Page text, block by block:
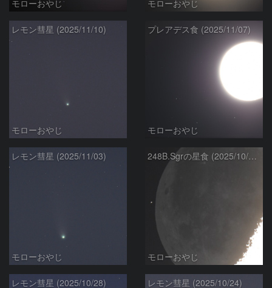
モローおやじ モローおやじ
レモン彗星 (2025/11/10)
モローおやじ
プレアデス食 (2025/11/07)
モローおやじ
レモン彗星 (2025/11/03)
モローおやじ
248B.Sgrの星食 (2025/10/28)
モローおやじ
レモン彗星 (2025/10/28) レモン彗星 (2025/10/24)